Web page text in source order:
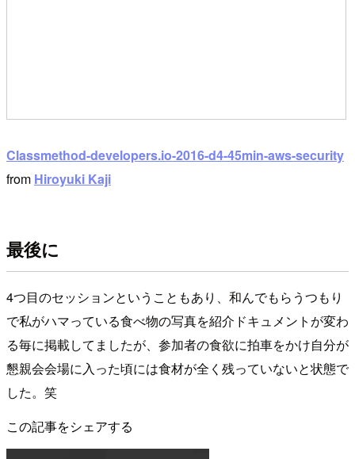
Classmethod-developers.io-2016-d4-45min-aws-security
from Hiroyuki Kaji
最後に
4つ目のセッションということもあり、和んでもらうつもり
で私がハマっている食べ物の写真を紹介ドキュメントが変わ
る毎に掲載してましたが、参加者の食欲に拍車をかけ自分が
懇親会会場に入った頃には食材が全く残っていないと状態で
した。笑
この記事をシェアする